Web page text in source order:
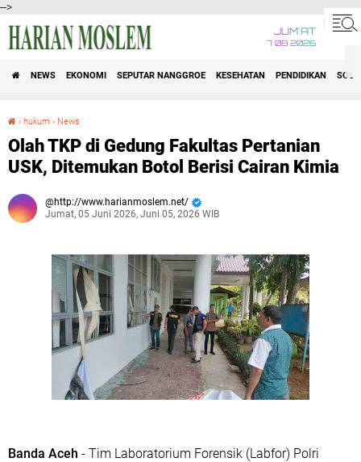
-->
JUM'AT
7 08 2026
NEWS EKONOMI SEPUTAR NANGGROE KESEHATAN PENDIDIKAN
› hukum › News
Olah TKP di Gedung Fakultas Pertanian
USK, Ditemukan Botol Berisi Cairan Kimia
http://www.harianmoslem.net/
Jumat, 05 Juni 2026, Juni 05, 2026 WIB
Banda Aceh - Tim Laboratorium Forensik (Labfor) Polri